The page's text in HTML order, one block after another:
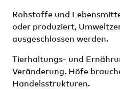
Rohstoffe und
oder produziert,
ausgeschlossen werden.
Tierhaltungs- und
Veränderung. Höfe
Handelsstrukturen.